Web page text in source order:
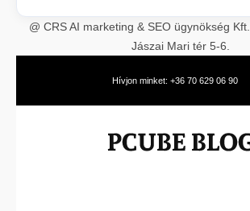
@ CRS AI marketing & SEO ügynökség
Jászai Mari tér 5-6.
Hívjon minket: +36 70 629 06 90